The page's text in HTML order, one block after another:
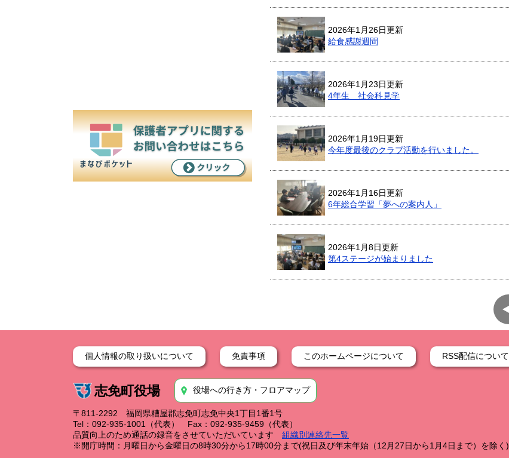
2026年1月26日更新
給食感謝週間
2026年1月23日更新
4年生 社会科見学
2026年1月19日更新
今年度最後のクラブ活動を行いました。
2026年1月16日更新
6年総合学習「夢への案内人」
2026年1月8日更新
第4ステージが始まりました
個人情報の取り扱いについて 免責事項 このホームページについて RSS配信について
志免町役場 役場への行き方・フロアマップ
〒811-2292 福岡県糟屋郡志免町志免中央1丁目1番1号
Tel：092-935-1001（代表） Fax：092-935-9459（代表）
品質向上のため通話の録音をさせていただいています
組織別連絡先一覧
※開庁時間：月曜日から金曜日の8時30分から17時00分まで(祝日及び年末年始（12月27日から1月4日まで）を除く)